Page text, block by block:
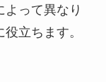
って異なり
立ちます。